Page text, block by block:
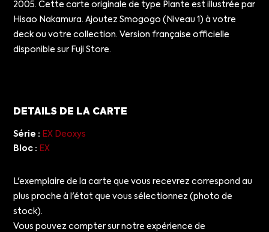
2005. Cette carte originale de type Plante est illustrée par
Hisao Nakamura. Ajoutez Smogogo (Niveau 1) à votre
deck ou votre collection. Version française officielle
disponible sur Fuji Store.
DETAILS DE LA CARTE
Série : EX Deoxys
Bloc : EX
L'exemplaire de la carte que vous recevrez correspond au
plus proche à l'état que vous sélectionnez (photo de
stock).
Vous pouvez compter sur notre expérience de